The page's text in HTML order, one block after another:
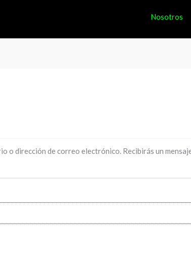
Nosotros
o dirección de correo electrónico. Recibirás un